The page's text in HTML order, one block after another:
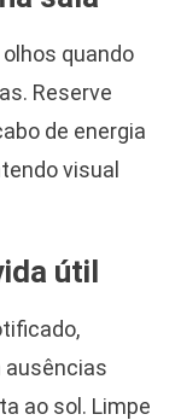
quando
Reserve
de energia
visual
útil
ausências
ao sol. Limpe